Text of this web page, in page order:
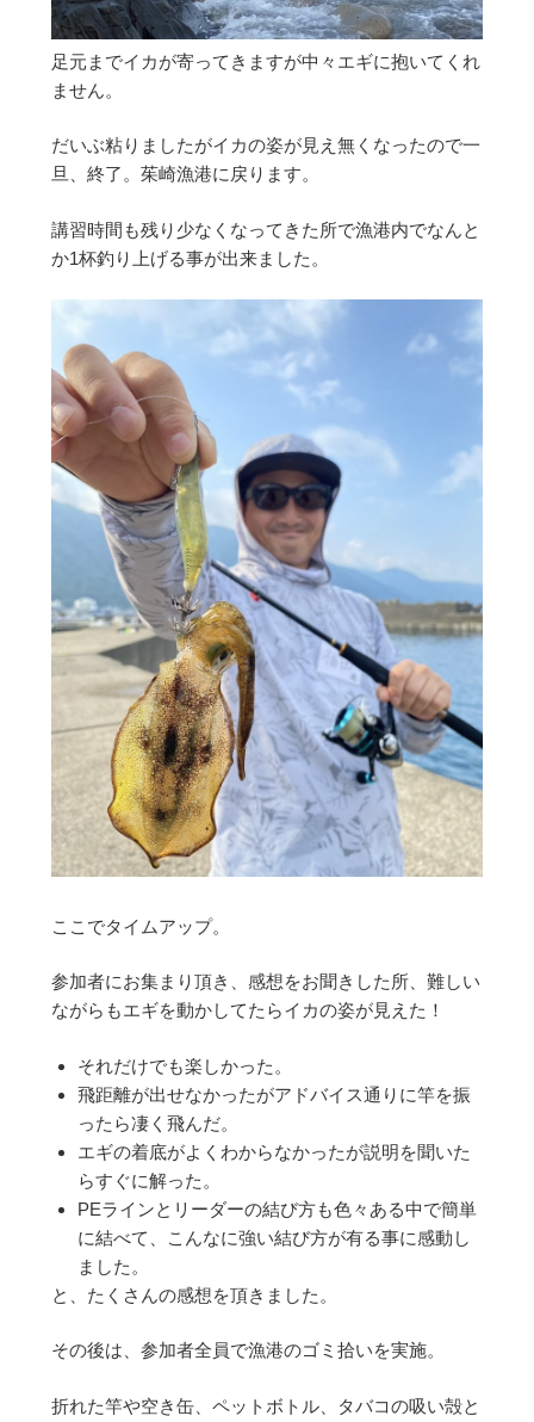
足元までイカが寄ってきますが中々エギに抱いてくれ
ません。
だいぶ粘りましたがイカの姿が見え無くなったので一
旦、終了。茱崎漁港に戻ります。
講習時間も残り少なくなってきた所で漁港内でなんと
か1杯釣り上げる事が出来ました。
ここでタイムアップ。
参加者にお集まり頂き、感想をお聞きした所、難しい
ながらもエギを動かしてたらイカの姿が見えた！
それだけでも楽しかった。
飛距離が出せなかったがアドバイス通りに竿を振
ったら凄く飛んだ。
エギの着底がよくわからなかったが説明を聞いた
らすぐに解った。
PEラインとリーダーの結び方も色々ある中で簡単
に結べて、こんなに強い結び方が有る事に感動し
ました。
と、たくさんの感想を頂きました。
その後は、参加者全員で漁港のゴミ拾いを実施。
折れた竿や空き缶、ペットボトル、タバコの吸い殻と